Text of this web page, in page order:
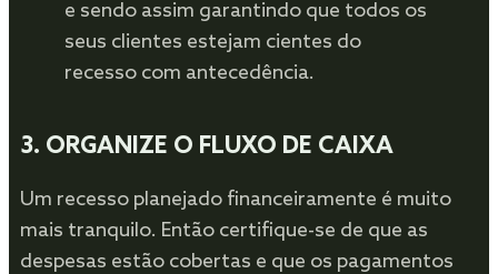
e sendo assim garantindo que todos os
seus clientes estejam cientes do
recesso com antecedência.
3. ORGANIZE O FLUXO DE CAIXA
Um recesso planejado financeiramente é muito
mais tranquilo. Então certifique-se de que as
despesas estão cobertas e que os pagamentos